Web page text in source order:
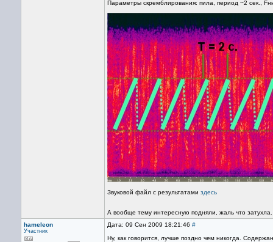
Параметры скремблирования: пила, период ~2 сек.,
Звуковой файл с результатами здесь
А вообще тему интересную подняли, жаль что затухла.
hameleon
Участник
Дата: 09 Сен 2009 18:21:46 #
Ну, как говорится, лучше поздно чем никогда.